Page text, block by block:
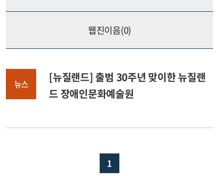
웹진이음(0)
뉴스
[뉴질랜드] 출범 30주년 맞이한 뉴질랜
드 장애인문화예술원
1